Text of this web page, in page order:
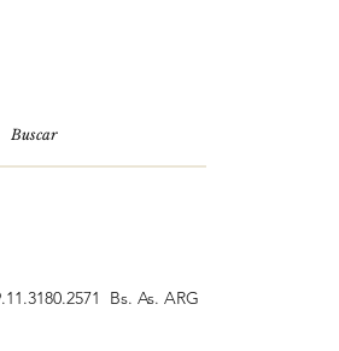
Bs. As. ARG